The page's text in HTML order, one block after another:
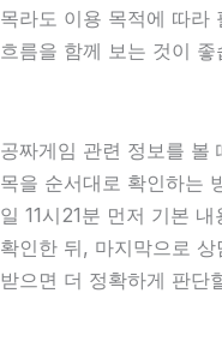
목라도 이용 목적에 따라
흐름을 함께 보는 것이 좋
공짜게임 관련 정보를 볼
목을 순서대로 확인하는
일 11시21분 먼저 기본
확인한 뒤, 마지막으로
받으면 더 정확하게 판단